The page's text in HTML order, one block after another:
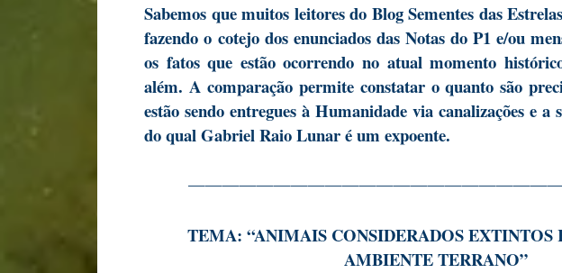
Sabemos que muitos leitores do Blog Sementes das
fazendo o cotejo dos enunciados das Notas do P1 e/ou
os fatos que estão ocorrendo no atual momento
além. A comparação permite constatar o quanto são
estão sendo entregues à Humanidade via canalizações e a
do qual Gabriel Raio Lunar é um expoente.
TEMA: “ANIMAIS CONSIDERADOS EXTINTOS
AMBIENTE TERRANO”